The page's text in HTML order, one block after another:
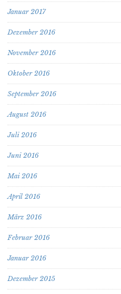
Januar 2017
Dezember 2016
November 2016
Oktober 2016
September 2016
August 2016
Juli 2016
Juni 2016
Mai 2016
April 2016
März 2016
Februar 2016
Januar 2016
Dezember 2015